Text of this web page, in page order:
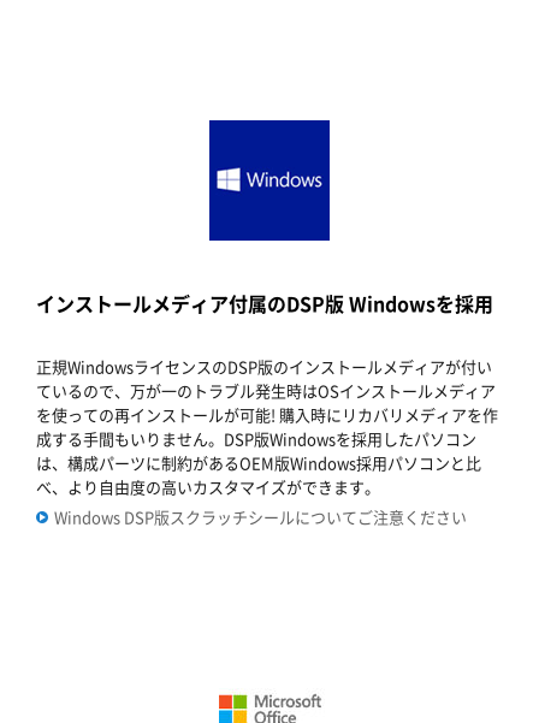
インストールメディア付属のDSP版 Windowsを採用
正規WindowsライセンスのDSP版のインストールメディアが付い
ているので、万が一のトラブル発生時はOSインストールメディア
を使っての再インストールが可能! 購入時にリカバリメディアを作
成する手間もいりません。DSP版Windowsを採用したパソコン
は、構成パーツに制約があるOEM版Windows採用パソコンと比
べ、より自由度の高いカスタマイズができます。
Windows DSP版スクラッチシールについてご注意ください